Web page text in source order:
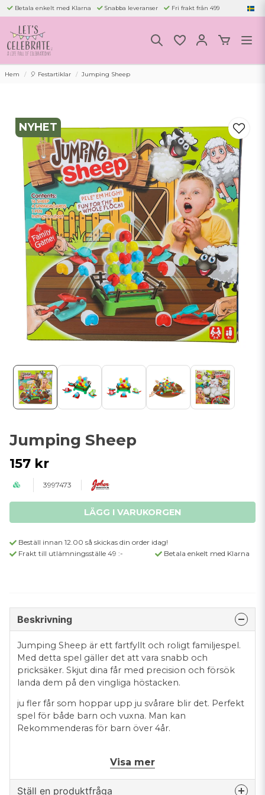
Betala enkelt med Klarna Snabba leveranser Fri frakt från 499
Hem 🎈 Festartiklar Jumping Sheep
NYHET
Jumping Sheep
157 kr
3997473
LÄGG I VARUKORGEN
Beställ innan 12.00 så skickas din order idag!
Frakt till utlämningsställe 49 :-
Betala enkelt med Klarna
Beskrivning
Jumping Sheep är ett fartfyllt och roligt familjespel.
Med detta spel gäller det att vara snabb och
pricksäker. Skjut dina får med precision och försök
landa dem på den vingliga höstacken.
ju fler får som hoppar upp ju svårare blir det. Perfekt
spel för både barn och vuxna. Man kan
Rekommenderas för barn över 4år.
Antal spelare: 2-4
Visa mer
Ställ en produktfråga